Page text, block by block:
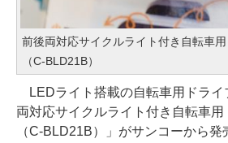
前後両対応サイクルライト付き自転車
（C-BLD21B）
LEDライト搭載の自転車用ドライ
両対応サイクルライト付き自転車
（C-BLD21B）」がサンコーから